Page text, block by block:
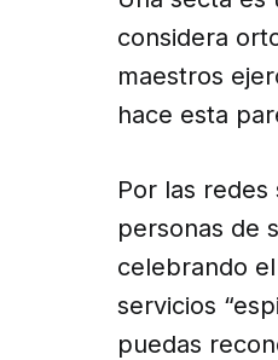
considera
maestros
hace esta
Por las
personas de
celebrando
servicios
puedas